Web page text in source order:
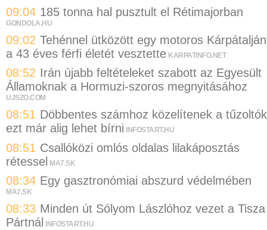
09:04 185 tonna hal pusztult el Rétimajorban
GONDOLA.HU
09:02 Tehénnel ütközött egy motoros
a 43 éves férfi életét vesztette KARPATINFO.NET
08:52 Irán újabb feltételeket szabott az Egyesült
Államoknak a Hormuzi-szoros megnyitásához
UJSZO.COM
08:51 Döbbentes számhoz közelítenek a
ezt már alig lehet bírni
INFOSTART.HU
08:51 Csallóközi omlós oldalas lilakáposztás
rétessel MA7.SK
08:34 Egy gasztronómiai abszurd védelmében
MA7.SK
08:33 Minden út Sólyom Lászlóhoz vezet a Tisza
Pártnál INFOSTART.HU